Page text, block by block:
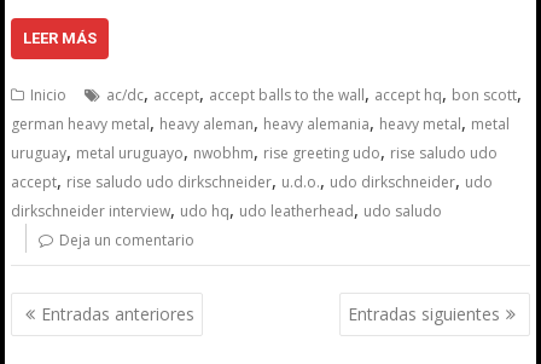
LEER MÁS
Inicio ac/dc, accept, accept balls to the wall, accept hq, bon scott,
german heavy metal, heavy aleman, heavy alemania, heavy metal, metal
uruguay, metal uruguayo, nwobhm, rise greeting udo, rise saludo udo
accept, rise saludo udo dirkschneider, u.d.o., udo dirkschneider, udo
dirkschneider interview, udo hq, udo leatherhead, udo saludo
Deja un comentario
Navegación
de
Entradas anteriores Entradas siguientes